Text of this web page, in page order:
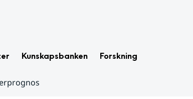
Kunskapsbanken Forskning